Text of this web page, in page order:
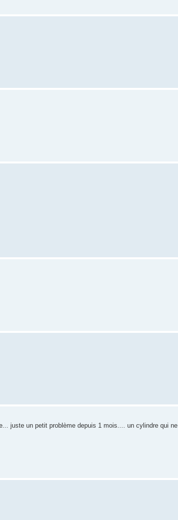
juste un petit problème depuis 1 mois.... un cylindre qui ne